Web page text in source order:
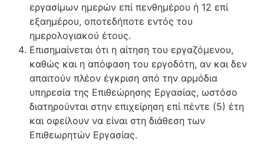
εργασίμων ημερών επί πενθημέρου ή 12 επί
εξαημέρου, οποτεδήποτε εντός του
ημερολογιακού έτους.
Επισημαίνεται ότι η αίτηση του εργαζόμενου,
καθώς και η απόφαση του εργοδότη, αν και δεν
απαιτούν πλέον έγκριση από την αρμόδια
υπηρεσία της Επιθεώρησης Εργασίας, ωστόσο
διατηρούνται στην επιχείρηση επί πέντε (5) έτη
και οφείλουν να είναι στη διάθεση των
Επιθεωρητών Εργασίας.